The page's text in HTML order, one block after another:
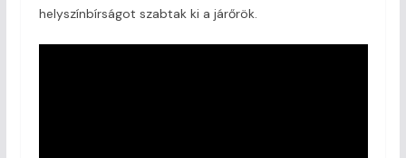
helyszínbírságot szabtak ki a járőrök.